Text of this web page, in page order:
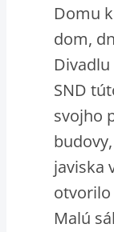
Domu
dom,
SND
svojho
javiska
otvorilo
Malú